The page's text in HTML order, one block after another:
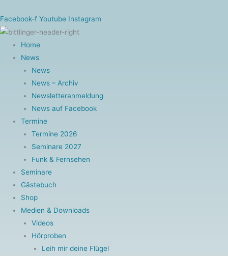
Inhalt
springen
Facebook-f Youtube Instagram
Home
News
News
News – Archiv
Newsletteranmeldung
News auf Facebook
Termine
Termine 2026
Seminare 2027
Funk & Fernsehen
Seminare
Gästebuch
Shop
Medien & Downloads
Videos
Hörproben
Leih mir deine Flügel